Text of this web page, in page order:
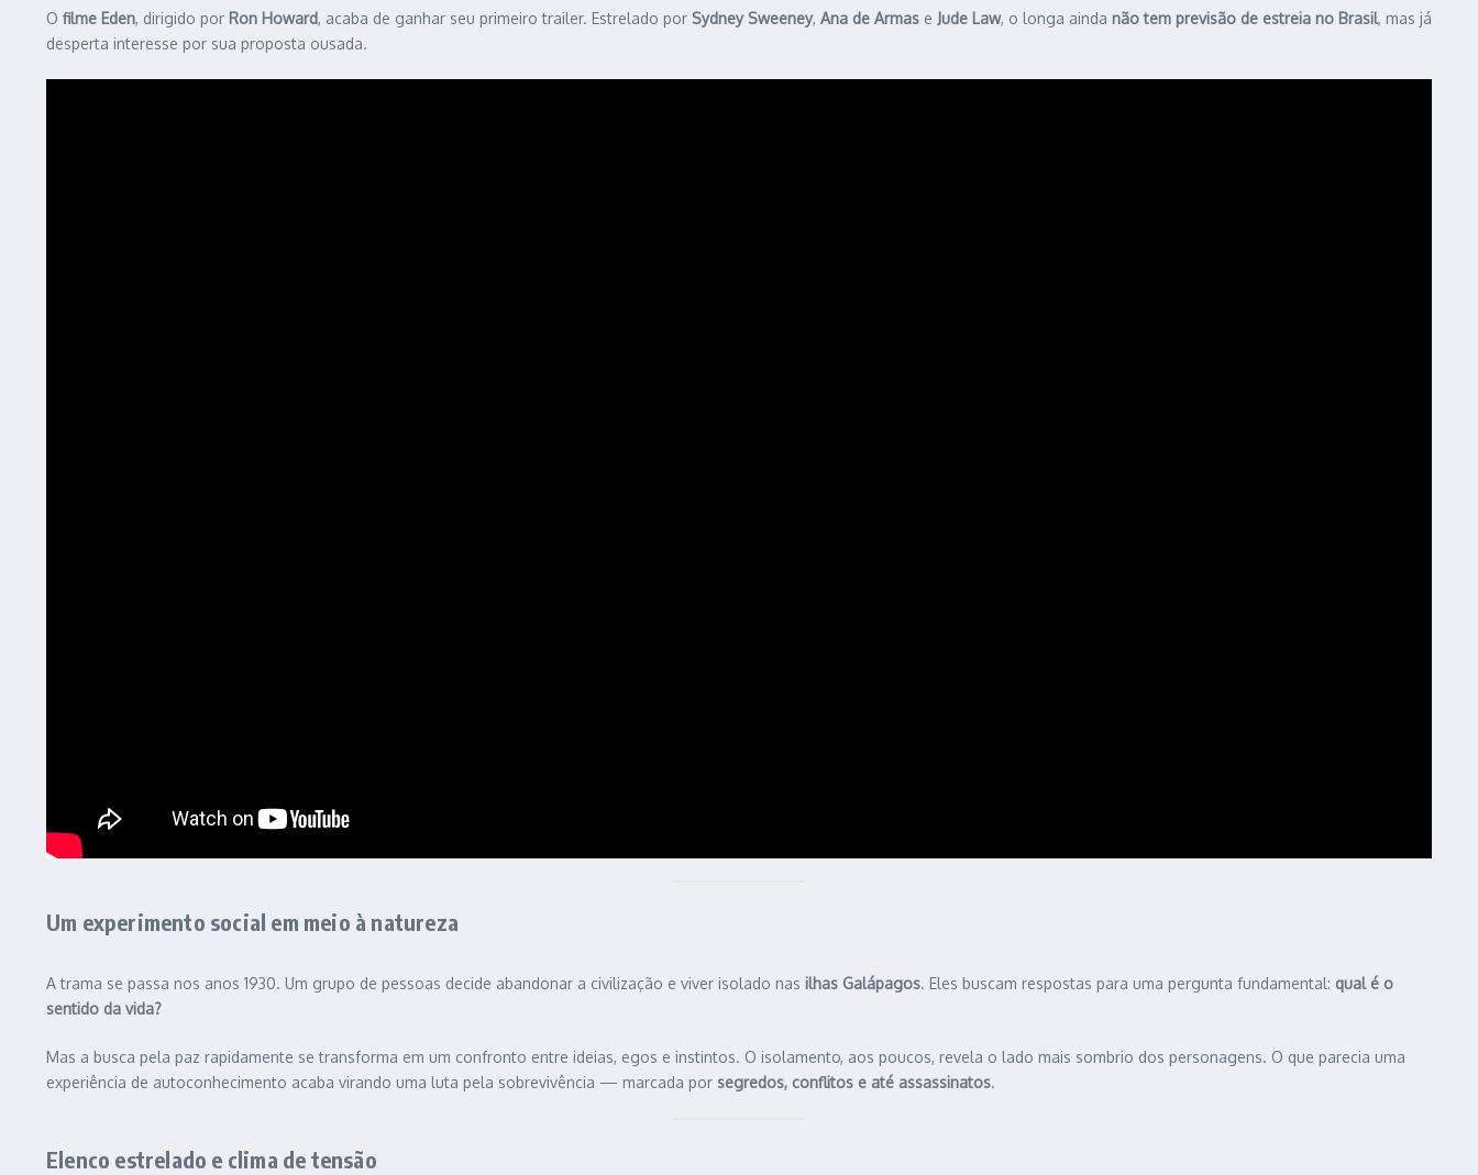
O filme Eden, dirigido por Ron Howard, acaba de ganhar seu primeiro trailer. Estrelado por Sydney Sweeney, Ana de Armas e Jude Law, o longa ainda não tem previsão de estreia no Brasil, mas já
desperta interesse por sua proposta ousada.
Um experimento social em meio à natureza
A trama se passa nos anos 1930. Um grupo de pessoas decide abandonar a civilização e viver isolado nas ilhas Galápagos. Eles buscam respostas para uma pergunta fundamental: qual é o
sentido da vida?
Mas a busca pela paz rapidamente se transforma em um confronto entre ideias, egos e instintos. O isolamento, aos poucos, revela o lado mais sombrio dos personagens. O que parecia uma
experiência de autoconhecimento acaba virando uma luta pela sobrevivência — marcada por segredos, conflitos e até assassinatos.
Elenco estrelado e clima de tensão